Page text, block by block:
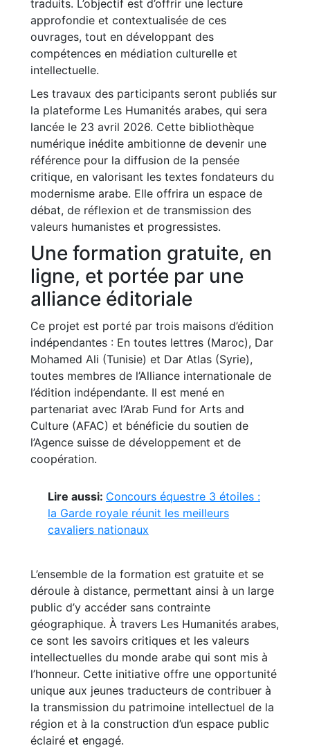
traduits. L’objectif est d’offrir une lecture
approfondie et contextualisée de ces
ouvrages, tout en développant des
compétences en médiation culturelle et
intellectuelle.
Les travaux des participants seront publiés sur
la plateforme Les Humanités arabes, qui sera
lancée le 23 avril 2026. Cette bibliothèque
numérique inédite ambitionne de devenir une
référence pour la diffusion de la pensée
critique, en valorisant les textes fondateurs du
modernisme arabe. Elle offrira un espace de
débat, de réflexion et de transmission des
valeurs humanistes et progressistes.
Une formation gratuite, en
ligne, et portée par une
alliance éditoriale
Ce projet est porté par trois maisons d’édition
indépendantes : En toutes lettres (Maroc), Dar
Mohamed Ali (Tunisie) et Dar Atlas (Syrie),
toutes membres de l’Alliance internationale de
l’édition indépendante. Il est mené en
partenariat avec l’Arab Fund for Arts and
Culture (AFAC) et bénéficie du soutien de
l’Agence suisse de développement et de
coopération.
Lire aussi: Concours équestre 3 étoiles :
la Garde royale réunit les meilleurs
cavaliers nationaux
L’ensemble de la formation est gratuite et se
déroule à distance, permettant ainsi à un large
public d’y accéder sans contrainte
géographique. À travers Les Humanités arabes,
ce sont les savoirs critiques et les valeurs
intellectuelles du monde arabe qui sont mis à
l’honneur. Cette initiative offre une opportunité
unique aux jeunes traducteurs de contribuer à
la transmission du patrimoine intellectuel de la
région et à la construction d’un espace public
éclairé et engagé.